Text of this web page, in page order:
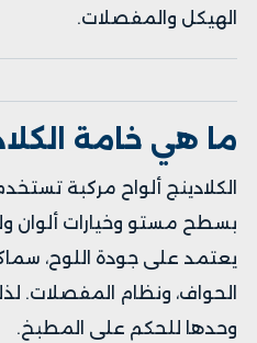
الهيكل والمفصلات.
ما هي خامة
الكلادينج ألواح مركبة
بسطح مستو وخيارات ألوان
يعتمد على جودة اللوح،
الحواف، ونظام المفصلات.
وحدها للحكم على المطبخ.